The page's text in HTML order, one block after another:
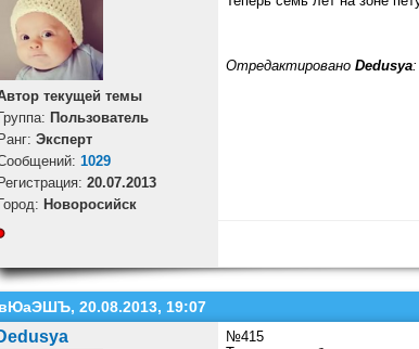
текущей темы
Группа: Пользователь
Ранг: Эксперт
1029
Регистрация: 20.07.2013
Город: Новоросийск
Отредактировано Dedusya:
20.08.2013, 19:07
№415